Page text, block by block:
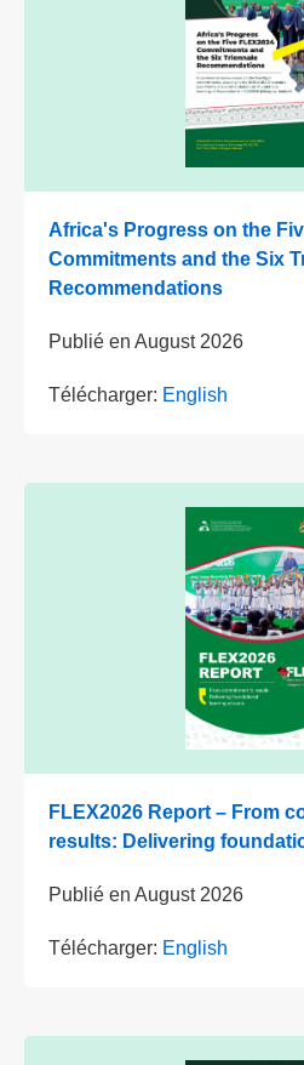
Africa's Progress on the
Commitments and the Six
Recommendations
Publié en August 2026
Télécharger: English
FLEX2026 Report – From
results: Delivering
Publié en August 2026
Télécharger: English